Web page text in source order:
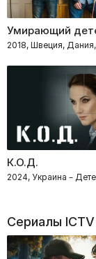
Умирающий
2018, Швеция,
К.О.Д.
2024, Украина –
Сериалы ICTV